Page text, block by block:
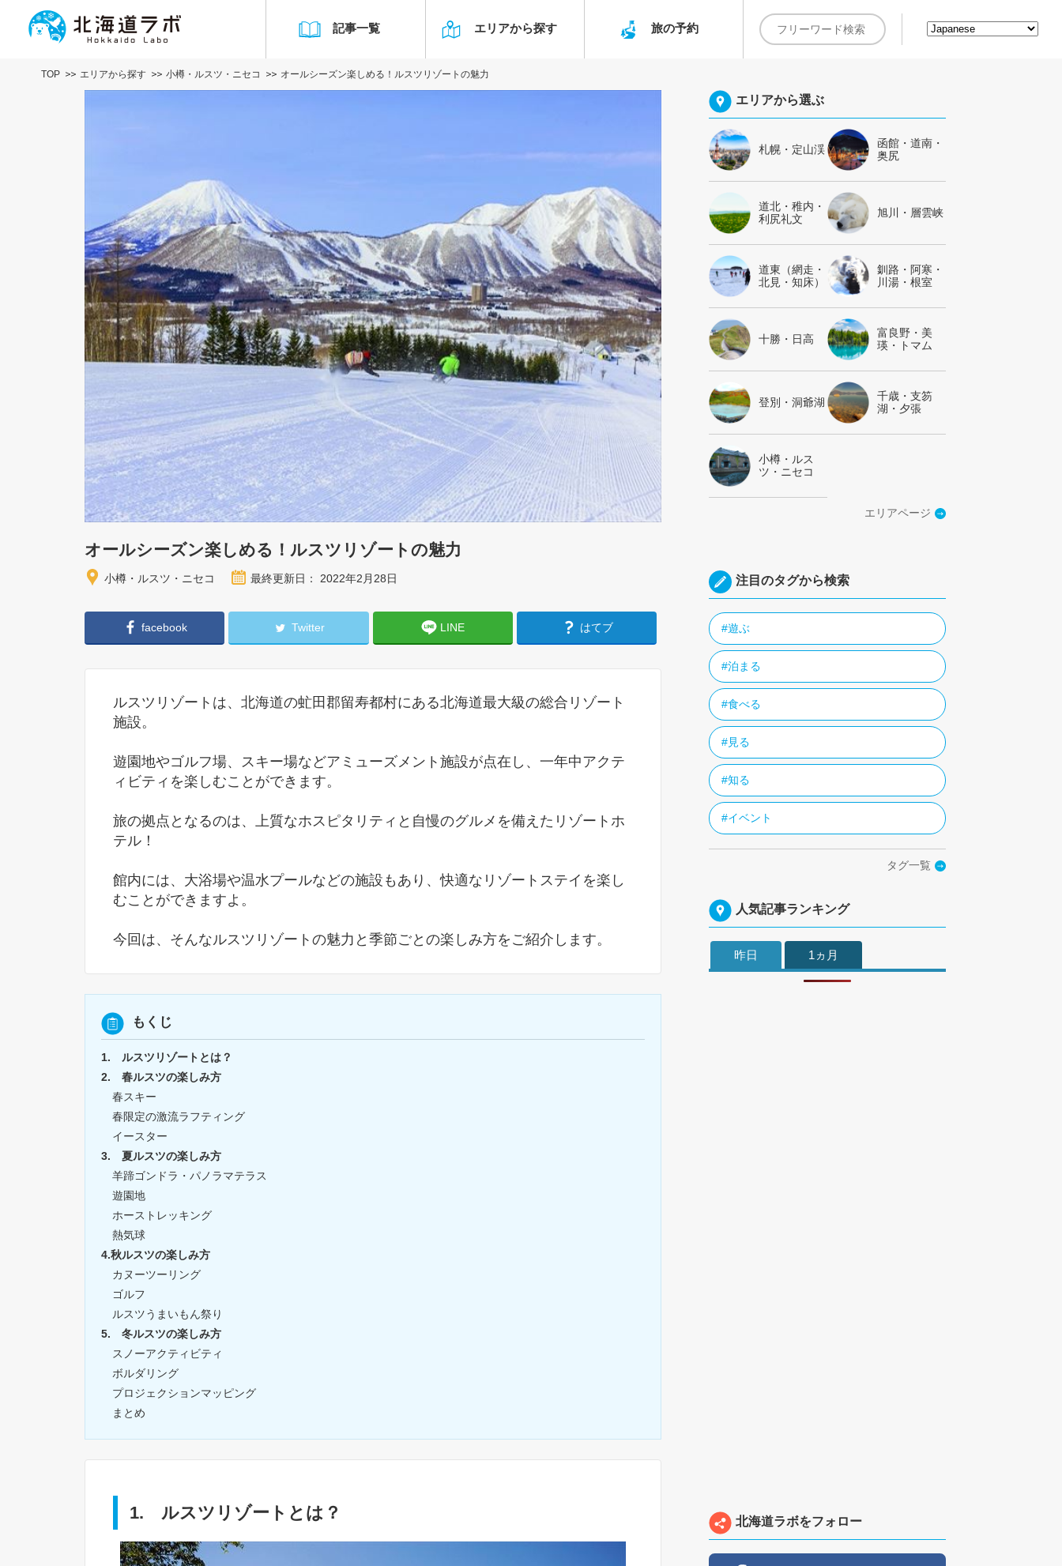
記事一覧 エリアから探す 旅の予約
TOP エリアから探す 小樽・ルスツ・ニセコ オールシーズン楽しめる！ルスツリゾートの魅力
オールシーズン楽しめる！ルスツリゾートの魅力
小樽・ルスツ・ニセコ 最終更新日： 2022年2月28日
facebook Twitter LINE はてブ
ルスツリゾートは、北海道の虻田郡留寿都村にある北海道最大級の総合リゾート
施設。
遊園地やゴルフ場、スキー場などアミューズメント施設が点在し、一年中アクテ
ィビティを楽しむことができます。
旅の拠点となるのは、上質なホスピタリティと自慢のグルメを備えたリゾートホ
テル！
館内には、大浴場や温水プールなどの施設もあり、快適なリゾートステイを楽し
むことができますよ。
今回は、そんなルスツリゾートの魅力と季節ごとの楽しみ方をご紹介します。
もくじ
1. ルスツリゾートとは？
2. 春ルスツの楽しみ方
春スキー
春限定の激流ラフティング
イースター
3. 夏ルスツの楽しみ方
羊蹄ゴンドラ・パノラマテラス
遊園地
ホーストレッキング
熱気球
4.秋ルスツの楽しみ方
カヌーツーリング
ゴルフ
ルスツうまいもん祭り
5. 冬ルスツの楽しみ方
スノーアクティビティ
ボルダリング
プロジェクションマッピング
まとめ
1. ルスツリゾートとは？
エリアから選ぶ
札幌・定山渓
函館・道南・
奥尻
道北・稚内・
利尻礼文
旭川・層雲峡
道東（網走・
北見・知床）
釧路・阿寒・
川湯・根室
十勝・日高
富良野・美
瑛・トマム
登別・洞爺湖
千歳・支笏
湖・夕張
小樽・ルス
ツ・ニセコ
エリアページ
注目のタグから検索
#遊ぶ
#泊まる
#食べる
#見る
#知る
#イベント
タグ一覧
人気記事ランキング
昨日 1ヵ月
北海道ラボをフォロー